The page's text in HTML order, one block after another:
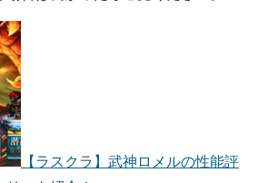
【ラスクラ】武神ロメルの性能評